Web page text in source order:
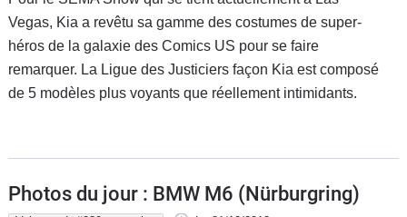
Vegas, Kia a revêtu sa gamme des costumes de super-
héros de la galaxie des Comics US pour se faire
remarquer. La Ligue des Justiciers façon Kia est composé
de 5 modèles plus voyants que réellement intimidants.
Photos du jour : BMW M6 (Nürburgring)